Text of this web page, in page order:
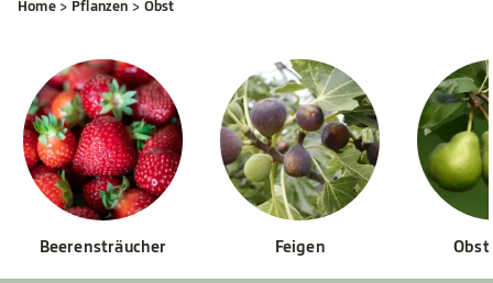
Home Pflanzen Obst
Beerensträucher Feigen